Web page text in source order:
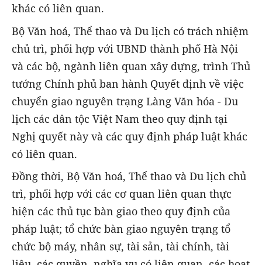
khác có liên quan.
Bộ Văn hoá, Thể thao và Du lịch có trách nhiệm
chủ trì, phối hợp với UBND thành phố Hà Nội
và các bộ, ngành liên quan xây dựng, trình Thủ
tướng Chính phủ ban hành Quyết định về việc
chuyển giao nguyên trạng Làng Văn hóa - Du
lịch các dân tộc Việt Nam theo quy định tại
Nghị quyết này và các quy định pháp luật khác
có liên quan.
Đồng thời, Bộ Văn hoá, Thể thao và Du lịch chủ
trì, phối hợp với các cơ quan liên quan thực
hiện các thủ tục bàn giao theo quy định của
pháp luật; tổ chức bàn giao nguyên trạng tổ
chức bộ máy, nhân sự, tài sản, tài chính, tài